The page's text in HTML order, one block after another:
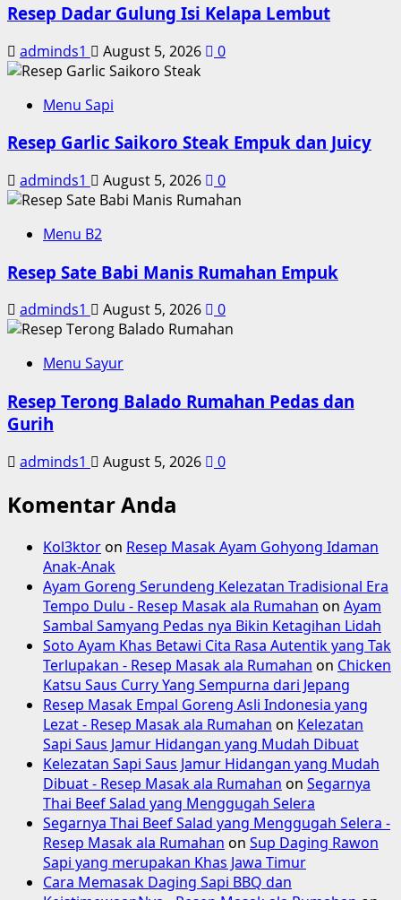
Resep Dadar Gulung Isi Kelapa Lembut
adminds1 August 5, 2026 0
Menu Sapi
Resep Garlic Saikoro Steak Empuk dan Juicy
adminds1 August 5, 2026 0
Menu B2
Resep Sate Babi Manis Rumahan Empuk
adminds1 August 5, 2026 0
Menu Sayur
Resep Terong Balado Rumahan Pedas dan
Gurih
adminds1 August 5, 2026 0
Komentar Anda
Kol3ktoron Resep Masak Ayam Gohyong Idaman
Anak-Anak
Ayam Goreng Serundeng Kelezatan Tradisional Era
Tempo Dulu - Resep Masak ala Rumahan on Ayam
Sambal Samyang Pedas nya Bikin Ketagihan Lidah
Soto Ayam Khas Betawi Cita Rasa Autentik yang Tak
Terlupakan - Resep Masak ala Rumahan on Chicken
Katsu Saus Curry Yang Sempurna dari Jepang
Resep Masak Empal Goreng Asli Indonesia yang
Lezat - Resep Masak ala Rumahan on Kelezatan
Sapi Saus Jamur Hidangan yang Mudah Dibuat
Kelezatan Sapi Saus Jamur Hidangan yang Mudah
Dibuat - Resep Masak ala Rumahan on Segarnya
Thai Beef Salad yang Menggugah Selera
Segarnya Thai Beef Salad yang Menggugah Selera -
Resep Masak ala Rumahan on Sup Daging Rawon
Sapi yang merupakan Khas Jawa Timur
Cara Memasak Daging Sapi BBQ dan